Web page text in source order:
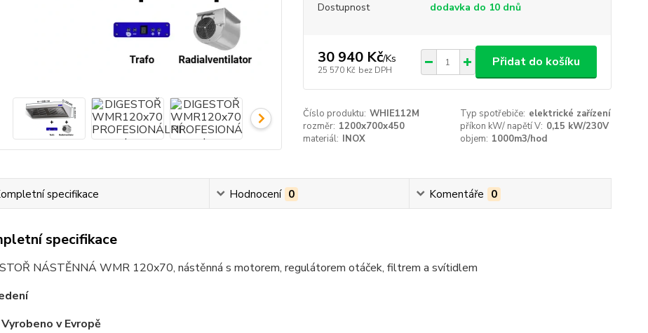
Dostupnost dodavka do 10 dnů
30 940 Kč/Ks
25 570 Kč bez DPH
Přidat do košíku
Číslo produktu: WHIE112M Typ spotřebiče: elektrické zařízení
rozměr: 1200x700x450 příkon kW/ napětí V: 0,15 kW/230V
materiál: INOX objem: 1000m3/hod
specifikace Hodnocení 0 Komentáře 0
specifikace
NÁSTĚNNÁ WMR 120x70, nástěnná s motorem, regulátorem otáček, filtrem a svítidlem
Vyrobeno v Evropě